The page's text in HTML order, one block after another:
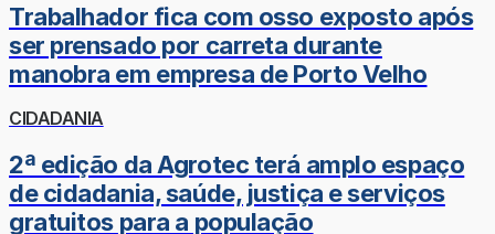
Trabalhador fica com osso exposto após
ser prensado por carreta durante
manobra em empresa de Porto Velho
CIDADANIA
2ª edição da Agrotec terá amplo espaço
de cidadania, saúde, justiça e serviços
gratuitos para a população